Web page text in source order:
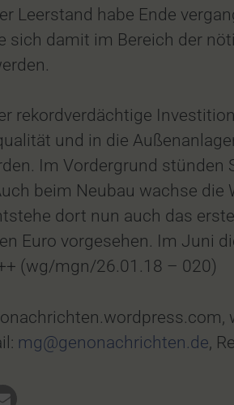
Leerstand habe Ende
sich damit im Bereich der
rekordverdächtige
und in die
Im Vordergrund
beim Neubau wachse die
dort nun auch das
Euro vorgesehen. Im Juni
(wg/mgn/26.01.18 – 020)
mg@genonachrichten.de,